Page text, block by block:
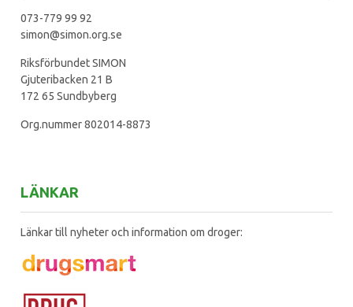
073-779 99 92
simon@simon.org.se
Riksförbundet SIMON
Gjuteribacken 21 B
172 65 Sundbyberg
Org.nummer 802014-8873
LÄNKAR
Länkar till nyheter och information om droger: